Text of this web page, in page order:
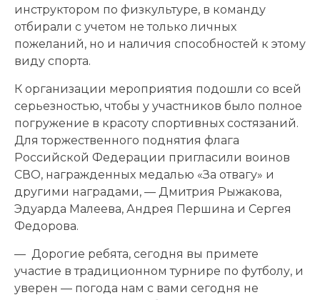
инструктором по физкультуре, в команду
отбирали с учетом не только личных
пожеланий, но и наличия способностей к этому
виду спорта.
К организации мероприятия подошли со всей
серьезностью, чтобы у участников было полное
погружение в красоту спортивных состязаний.
Для торжественного поднятия флага
Российской Федерации пригласили воинов
СВО, награжденных медалью «За отвагу» и
другими наградами, — Дмитрия Рыжакова,
Эдуарда Малеева, Андрея Першина и Сергея
Федорова.
— Дорогие ребята, сегодня вы примете
участие в традиционном турнире по футболу, и
уверен — погода нам с вами сегодня не